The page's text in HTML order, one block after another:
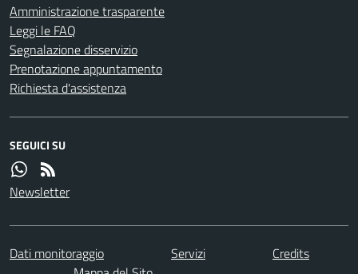
Amministrazione trasparente
Leggi le FAQ
Segnalazione disservizio
Prenotazione appuntamento
Richiesta d'assistenza
SEGUICI SU
Newsletter
Dati monitoraggio Servizi
Credits